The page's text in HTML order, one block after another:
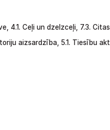
4.1. Ceļi un dzelzceļi, 7.3. Citas
aizsardzība, 5.1. Tiesību